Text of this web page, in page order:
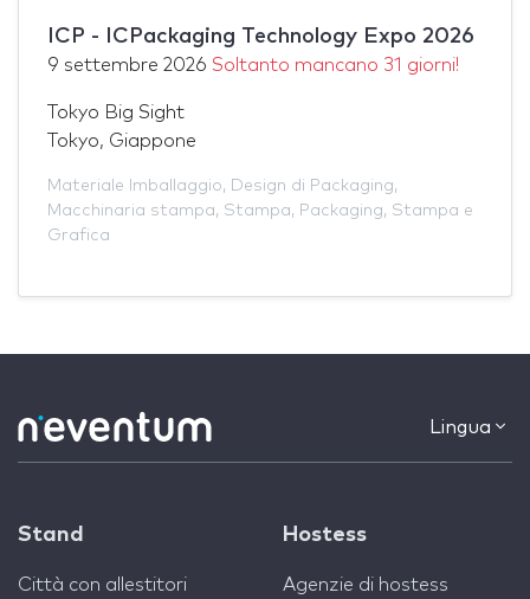
ICP - ICPackaging Technology Expo 2026
9 settembre 2026 Soltanto mancano 31 giorni!
Tokyo Big Sight
Tokyo, Giappone
Materiale Imballaggio, Design di Packaging,
Macchinaria stampa, Stampa, Packaging, Stampa e
Grafica
Lingua
Stand
Città con allestitori
Hostess
Agenzie di hostess